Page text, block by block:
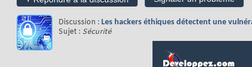
Discussion : Les hackers éthiques détectent une
Sujet : Sécurité